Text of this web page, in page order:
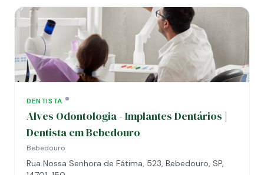
DENTISTA
Alves Odontologia - Implantes Dentários |
Dentista em Bebedouro
Bebedouro
Rua Nossa Senhora de Fátima, 523, Bebedouro, SP,